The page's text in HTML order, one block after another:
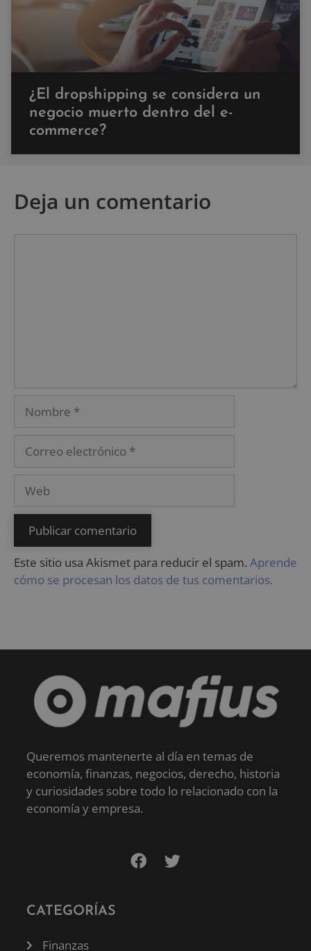
¿El dropshipping se considera un
negocio muerto dentro del e-
commerce?
Deja un comentario
Este sitio usa Akismet para reducir el spam. Aprende
cómo se procesan los datos de tus comentarios.
Queremos mantenerte al día en temas de
economía, finanzas, negocios, derecho, historia
y curiosidades sobre todo lo relacionado con la
economía y empresa.
CATEGORÍAS
Finanzas